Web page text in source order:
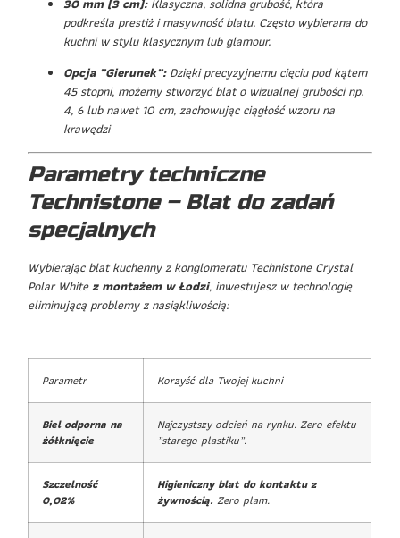
podkreśla prestiż i masywność blatu. Często wybierana do
kuchni w stylu klasycznym lub glamour.
Opcja „Gierunek”:Dzięki precyzyjnemu cięciu pod kątem
45 stopni, możemy stworzyć blat o wizualnej grubości np.
4, 6 lub nawet 10 cm, zachowując ciągłość wzoru na
krawędzi
Parametry techniczne
Technistone – Blat do zadań
specjalnych
Wybierając blat kuchenny z konglomeratu Technistone Crystal
Polar Whitez montażem w Łodzi, inwestujesz w technologię
eliminującą problemy z nasiąkliwością:
Parametr Korzyść dla Twojej kuchni
Biel odporna na
żółknięcie
Najczystszy odcień na rynku. Zero efektu
„starego plastiku”.
Szczelność
0,02%
Higieniczny blat do kontaktu z
żywnością. Zero plam.